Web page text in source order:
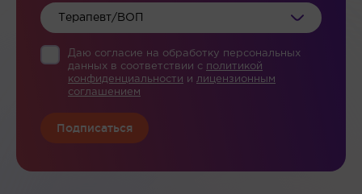
Терапевт/ВОП
Даю согласие на обработку персональных
данных в соответствии c политикой
конфиденциальности и лицензионным
соглашением
Подписаться